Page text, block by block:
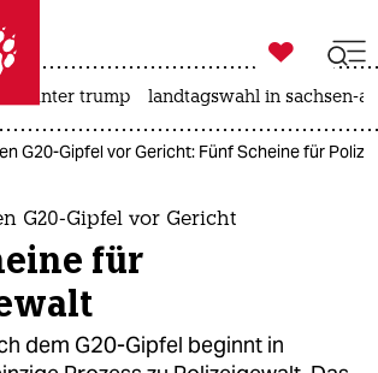
taz zahl ich
taz zahl ich

taz zahl ich
usa unter trump landtagswahl in sachsen-
G20-Gipfel vor Gericht: Fünf Scheine für
G20-Gipfel vor Gericht
für
dem G20-Gipfel beginnt in